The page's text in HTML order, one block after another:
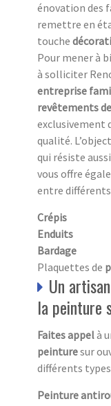
énovation des
remettre en
touche
Pour mener à
à solliciter
entreprise
revêtements
exclusivement
qualité.
qui résiste
vous offre
entre
Crépis
Enduits
Bardage
Plaquettes de
Un
la peinture
Faites appelà
peinturesur
différents
Peinture